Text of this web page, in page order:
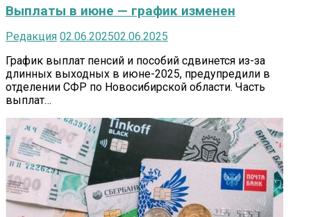
Выплаты в июне — график изменен
Редакция 02.06.202502.06.2025
График выплат пенсий и пособий сдвинется из-за
длинных выходных в июне-2025, предупредили в
отделении СФР по Новосибирской области. Часть
выплат…